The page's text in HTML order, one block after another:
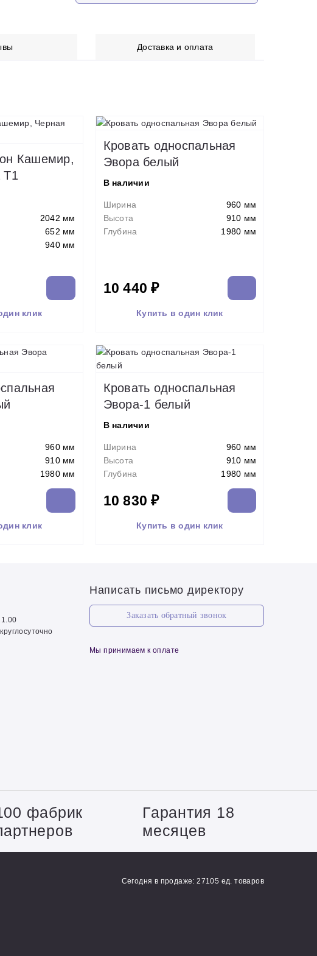
Доставка и оплата
Кашемир,
Т1
2042 мм
652 мм
940 мм
клик
Кровать односпальная
Эвора белый
В наличии
Ширина
960 мм
Высота
910 мм
Глубина
1980 мм
10 440 ₽
Купить в один клик
960 мм
910 мм
1980 мм
клик
Кровать односпальная
Эвора-1 белый
В наличии
Ширина
960 мм
Высота
910 мм
Глубина
1980 мм
10 830 ₽
Купить в один клик
Написать письмо директору
Заказать обратный звонок
Мы принимаем к оплате
фабрик
Гарантия 18
месяцев
Сегодня в продаже: 27105 ед. товаров